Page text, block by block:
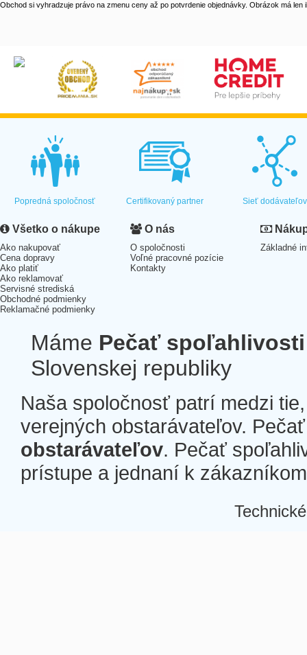
Obchod si vyhradzuje právo na zmenu ceny až po potvrdenie objednávky. Obrázok má len
Popredná spoločnosť Certifikovaný partner Sieť dodávateľov
Všetko o nákupe
Ako nakupovať
Cena dopravy
Ako platiť
Ako reklamovať
Servisné strediská
Obchodné podmienky
Reklamačné podmienky
O nás
O spoločnosti
Voľné pracovné pozície
Kontakty
Základné
Máme Pečať spoľahlivosti
Slovenskej republiky
Naša spoločnosť patrí medzi
verejných obstarávateľov.
obstarávateľov. Pečať
prístupe a jednaní k